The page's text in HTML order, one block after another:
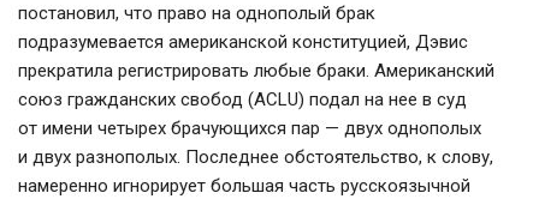
постановил, что право на однополый брак
подразумевается американской конституцией, Дэвис
прекратила регистрировать любые браки. Американский
союз гражданских свобод (ACLU) подал на нее в суд
от имени четырех брачующихся пар — двух однополых
и двух разнополых. Последнее обстоятельство, к слову,
намеренно игнорирует большая часть русскоязычной